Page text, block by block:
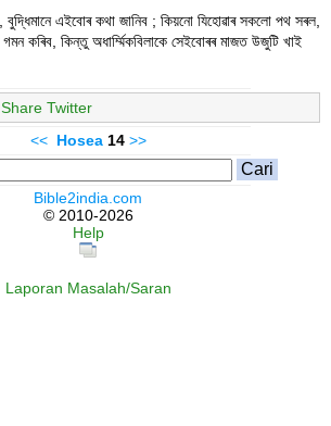
বুদ্ধিমানে এইবোৰ কথা জানিব ; কিয়নো যিহোৱাৰ সকলো পথ সৰল,
কৰিব, কিন্তু অধাৰ্ম্মিকবিলাকে সেইবোৰৰ মাজত উজুটি খাই
Share Twitter
<< Hosea14 >>
Bible2india.com
© 2010-2026
Help
Laporan Masalah/Saran